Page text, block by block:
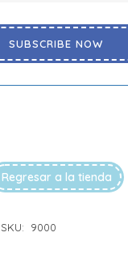
Regresar a la tienda
SKU: 9000